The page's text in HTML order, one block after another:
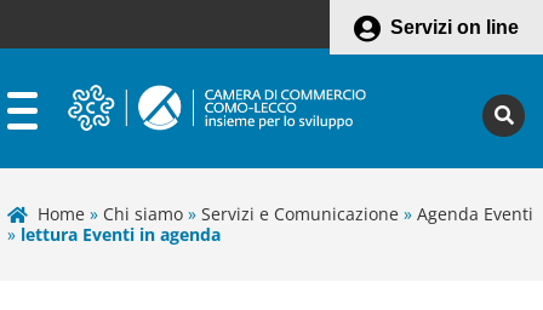
Servizi on line
Home » Chi siamo » Servizi e Comunicazione » Agenda Eventi
» lettura Eventi in agenda